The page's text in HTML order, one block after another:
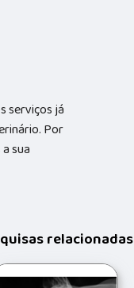
serviços já
Por
sua
relacionadas